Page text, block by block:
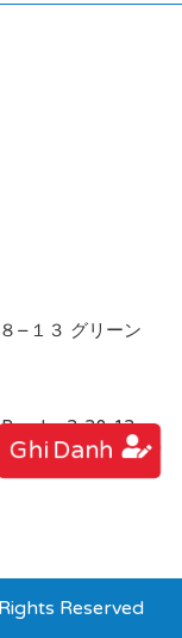
Ghi Danh
−１３ グリーン
3-38-13
Reserved